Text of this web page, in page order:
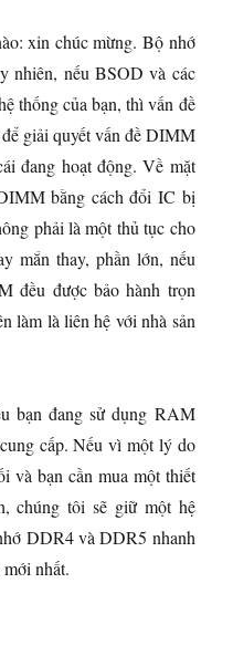
xin chúc mừng. Bộ nhớ
nhiên, nếu BSOD và các
thống của bạn, thì vấn đề
giải quyết vấn đề DIMM
đang hoạt động. Về mặt
bằng cách đổi IC bị
phải là một thủ tục cho
mắn thay, phần lớn, nếu
đều được bảo hành trọn
làm là liên hệ với nhà sản
bạn đang sử dụng RAM
cấp. Nếu vì một lý do
và bạn cần mua một thiết
chúng tôi sẽ giữ một hệ
DDR4 và DDR5 nhanh
nhất.